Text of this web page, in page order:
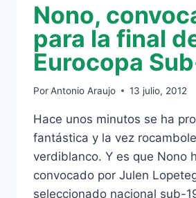
Nono,
para la final
Eurocopa
PorAntonio Araujo 13 julio, 2012
Hace unos minutos se ha
fantástica y la vez
verdiblanco. Y es que Nono
convocado por Julen
seleccionado nacional sub-